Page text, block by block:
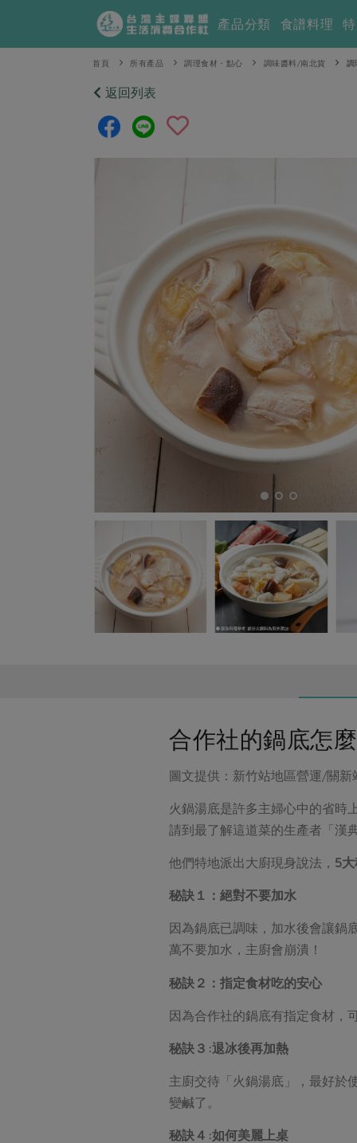
產品分類 食譜料理
首頁 所有產品 調理食材・點心 調味醬料/南北貨 調
返回列表
合作社的鍋底怎
圖文提供：新竹站地區營運/關新
火鍋湯底是許多主婦心中的省時
請到最了解這道菜的生產者「漢
他們特地派出大廚現身說法， 5
秘訣１：絕對不要加水
因為鍋底已調味，加水後會讓鍋
萬不要加水，主廚會崩潰！
秘訣２：指定食材吃的安心
因為合作社的鍋底有指定食材，
秘訣３:退冰後再加熱
主廚交待「火鍋湯底」，最好於
變鹹了。
秘訣４:如何美麗上桌